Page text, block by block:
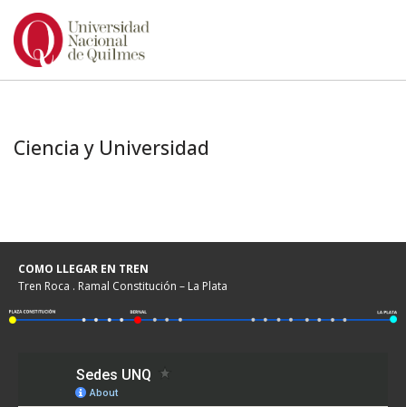
Ir
Ciencia y Universidad
COMO LLEGAR EN TREN
Tren Roca . Ramal Constitución – La Plata